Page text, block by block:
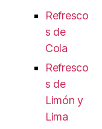
Refresco
s de
Cola
Refresco
s de
Limón y
Lima